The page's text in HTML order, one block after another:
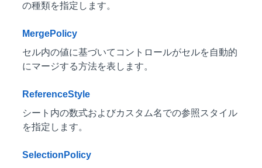
の種類を指定します。
MergePolicy
セル内の値に基づいてコントロールがセルを自動的
にマージする方法を表します。
ReferenceStyle
シート内の数式およびカスタム名での参照スタイル
を指定します。
SelectionPolicy